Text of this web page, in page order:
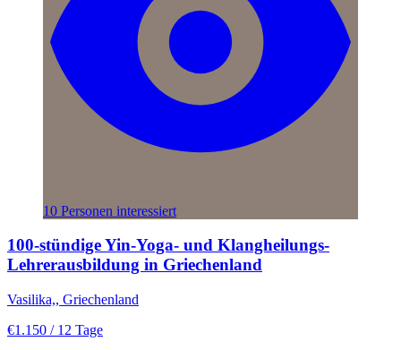
10 Personen interessiert
100-stündige Yin-Yoga- und Klangheilungs-
Lehrerausbildung in Griechenland
Vasilika,, Griechenland
€1.150 / 12 Tage